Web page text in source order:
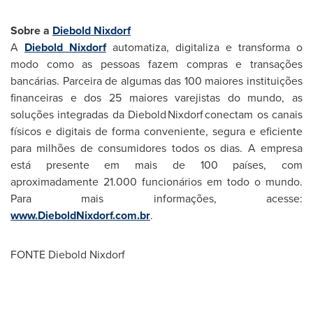
Sobre a Diebold Nixdorf
A Diebold Nixdorfautomatiza, digitaliza e transforma o
modo como as pessoas fazem compras e transações
bancárias. Parceira de algumas das 100 maiores instituições
financeiras e dos 25 maiores varejistas do mundo, as
soluções integradas da Diebold Nixdorf conectam os canais
físicos e digitais de forma conveniente, segura e eficiente
para milhões de consumidores todos os dias. A empresa
está presente em mais de 100 países, com
aproximadamente 21.000 funcionários em todo o mundo.
Para mais informações, acesse:
www.DieboldNixdorf.com.br.
FONTE Diebold Nixdorf